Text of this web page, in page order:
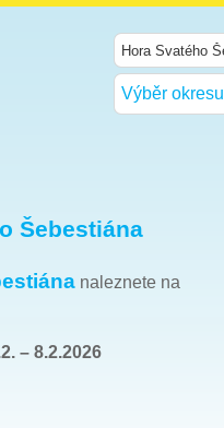
Výběr okresu
Šebestiána
naleznete na
– 8.2.2026